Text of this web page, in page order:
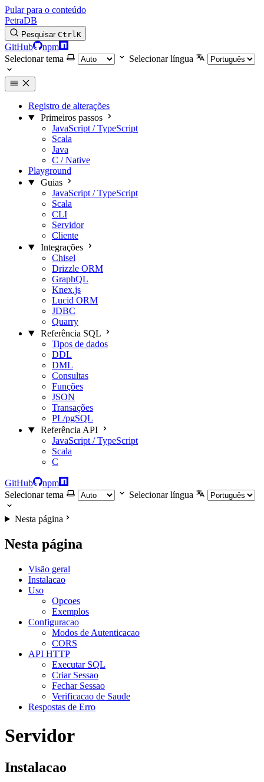
Pular para o conteúdo
PetraDB
Pesquisar CtrlK
GitHub
npm
Selecionar tema
Selecionar língua
Registro de alterações
Primeiros passos
JavaScript / TypeScript
Scala
Java
C / Native
Playground
Guias
JavaScript / TypeScript
Scala
CLI
Servidor
Cliente
Integrações
Chisel
Drizzle ORM
GraphQL
Knex.js
Lucid ORM
JDBC
Quarry
Referência SQL
Tipos de dados
DDL
DML
Consultas
Funções
JSON
Transações
PL/pgSQL
Referência API
JavaScript / TypeScript
Scala
C
GitHub
npm
Selecionar tema
Selecionar língua
Nesta página
Nesta página
Visão geral
Instalacao
Uso
Opcoes
Exemplos
Configuracao
Modos de Autenticacao
CORS
API HTTP
Executar SQL
Criar Sessao
Fechar Sessao
Verificacao de Saude
Respostas de Erro
Servidor
Instalacao